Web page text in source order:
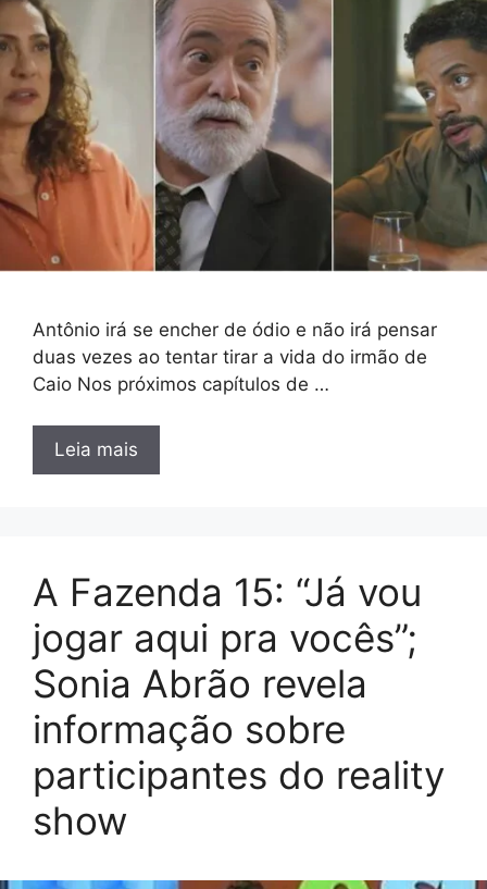
Antônio irá se encher de ódio e não irá pensar
duas vezes ao tentar tirar a vida do irmão de
Caio Nos próximos capítulos de …
Leia mais
A Fazenda 15: “Já vou
jogar aqui pra vocês”;
Sonia Abrão revela
informação sobre
participantes do reality
show